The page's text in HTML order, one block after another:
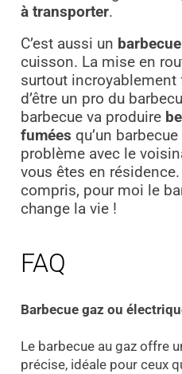
à transporter.
C’est aussi un
cuisson. La mise en
surtout incroyablement
d’être un pro du
barbecue va produire
fumées qu’un
problème avec le
vous êtes en résidence.
compris, pour moi le
change la vie !
FAQ
Barbecue gaz ou
Le barbecue au gaz offre
précise, idéale pour ceux